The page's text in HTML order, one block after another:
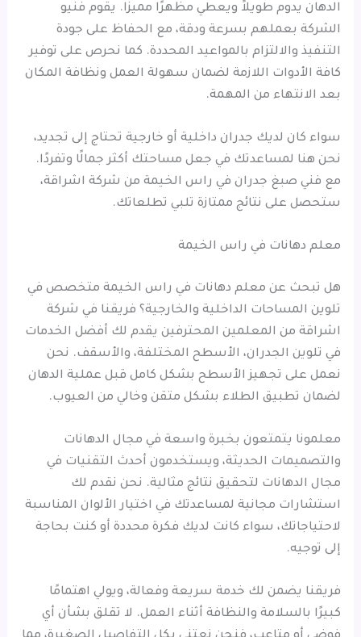
الدهان يدوم طويلاً ويعطي مظهرًا مميزًا. يقوم فنيو
الشركة بعملهم بسرعة ودقة، مع الحفاظ على جودة
التنفيذ والالتزام بالمواعيد المحددة. كما نحرص على توفير
كافة الأدوات اللازمة لضمان سهولة العمل ونظافة المكان
بعد الانتهاء من المهمة.
سواء كان لديك جدران داخلية أو خارجية تحتاج إلى تجديد،
نحن هنا لمساعدتك في جعل مساحتك أكثر جمالًا وتفردًا.
مع فني صبغ جدران في راس الخيمة من شركة اشراقة،
ستحصل على نتائج ممتازة تلبي تطلعاتك.
معلم دهانات في راس الخيمة
هل تبحث عن معلم دهانات في راس الخيمة متخصص في
تلوين المساحات الداخلية والخارجية؟ فريقنا في شركة
اشراقة من المعلمين المحترفين يقدم لك أفضل الخدمات
في تلوين الجدران، الأسطح المختلفة، والأسقف. نحن
نعمل على تجهيز الأسطح بشكل كامل قبل عملية الدهان
لضمان تطبيق الطلاء بشكل متقن وخالي من العيوب.
معلمونا يتمتعون بخبرة واسعة في مجال الدهانات
والتصميمات الحديثة، ويستخدمون أحدث التقنيات في
مجال الدهانات لتحقيق نتائج مثالية. نحن نقدم لك
استشارات مجانية لمساعدتك في اختيار الألوان المناسبة
لاحتياجاتك، سواء كانت لديك فكرة محددة أو كنت بحاجة
إلى توجيه.
فريقنا يضمن لك خدمة سريعة وفعالة، ويولي اهتمامًا
كبيرًا بالسلامة والنظافة أثناء العمل. لا تقلق بشأن أي